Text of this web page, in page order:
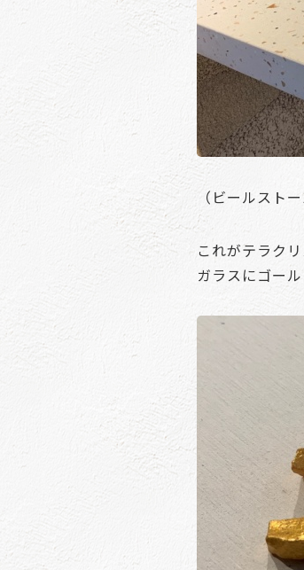
（ビールスト
これがテラクリ
ガラスにゴー